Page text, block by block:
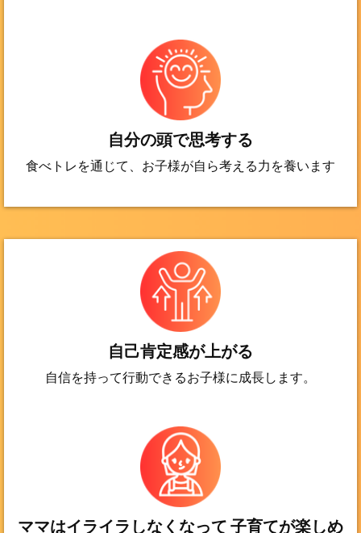
自分の頭で思考する
食べトレを通じて、お子様が自ら考える力を養います
自己肯定感が上がる
自信を持って行動できるお子様に成長します。
ママはイライラしなくなって 子育てが楽しめ